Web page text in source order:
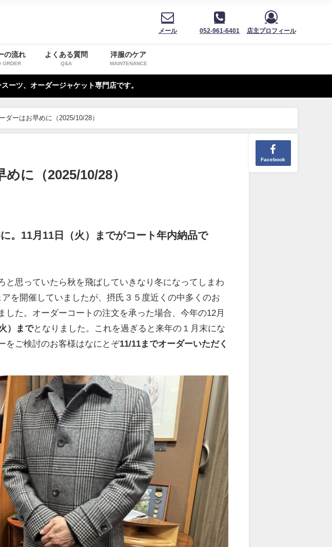
メール 052-961-6401 店主プロフィール
の流れ
ORDER
よくある質問
Q&A
洋服のケア
MAINTENANCE
ーツ、オーダージャケット専門店です。
ダーはお早めに（2025/10/28）
Facebook
に（2025/10/28）
。11月11日（火）までがコート年内納品で
と思っていたら秋を飛ばしていきなり冬になってしまわ
を開催していましたが、摂氏３５度近くの中多くのお
した。オーダーコートの注文を承った場合、今年の12月
）までとなりました。これを過ぎると来年の１月末にな
をご検討のお客様はなにとぞ11/11までオーダーいただく